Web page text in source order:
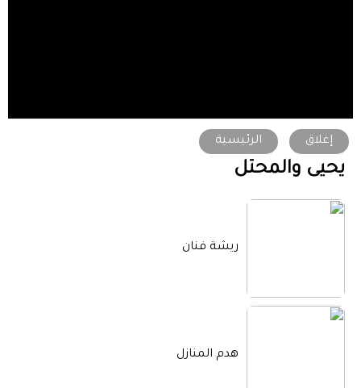
إغلاق الرئيسية
يحيى والمحتل
ريشة فنان
هدم المنازل